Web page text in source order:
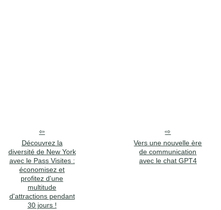
Découvrez la
diversité de New York
avec le Pass Visites :
économisez et
profitez d'une
multitude
d'attractions pendant
30 jours !
Vers une nouvelle ère
de communication
avec le chat GPT4